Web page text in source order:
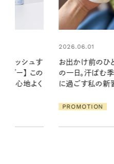
変わる、夏
ごきげん」
2026.07.21
リーとの重ねづ